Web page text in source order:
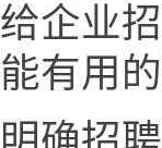
给企业
能有用的